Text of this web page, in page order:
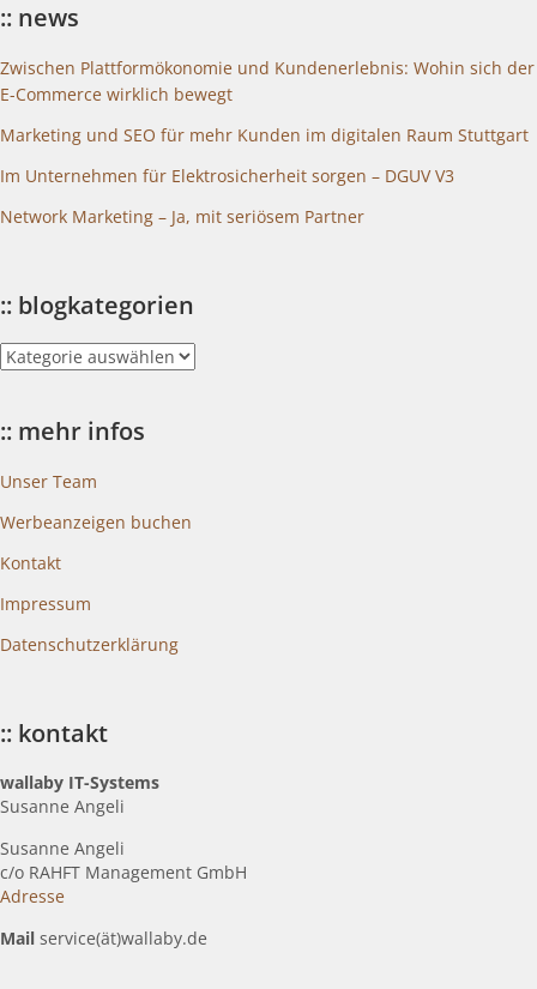
:: news
Zwischen Plattformökonomie und Kundenerlebnis: Wohin sich der
E-Commerce wirklich bewegt
Marketing und SEO für mehr Kunden im digitalen Raum Stuttgart
Im Unternehmen für Elektrosicherheit sorgen – DGUV V3
Network Marketing – Ja, mit seriösem Partner
:: blogkategorien
::
blogkategorien
:: mehr infos
Unser Team
Werbeanzeigen buchen
Kontakt
Impressum
Datenschutzerklärung
:: kontakt
wallaby IT-Systems
Susanne Angeli
Susanne Angeli
c/o RAHFT Management GmbH
Adresse
Mail service(ät)wallaby.de